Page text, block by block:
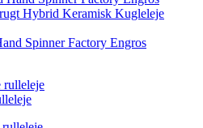
Spinner Factory Engros